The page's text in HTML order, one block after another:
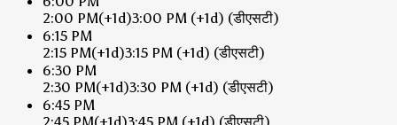
2:00 PM(+1d)3:00 PM (+1d) (डीएसटी)
6:15 PM
2:15 PM(+1d)3:15 PM (+1d) (डीएसटी)
6:30 PM
2:30 PM(+1d)3:30 PM (+1d) (डीएसटी)
6:45 PM
2:45 PM(+1d)3:45 PM (+1d) (डीएसटी)